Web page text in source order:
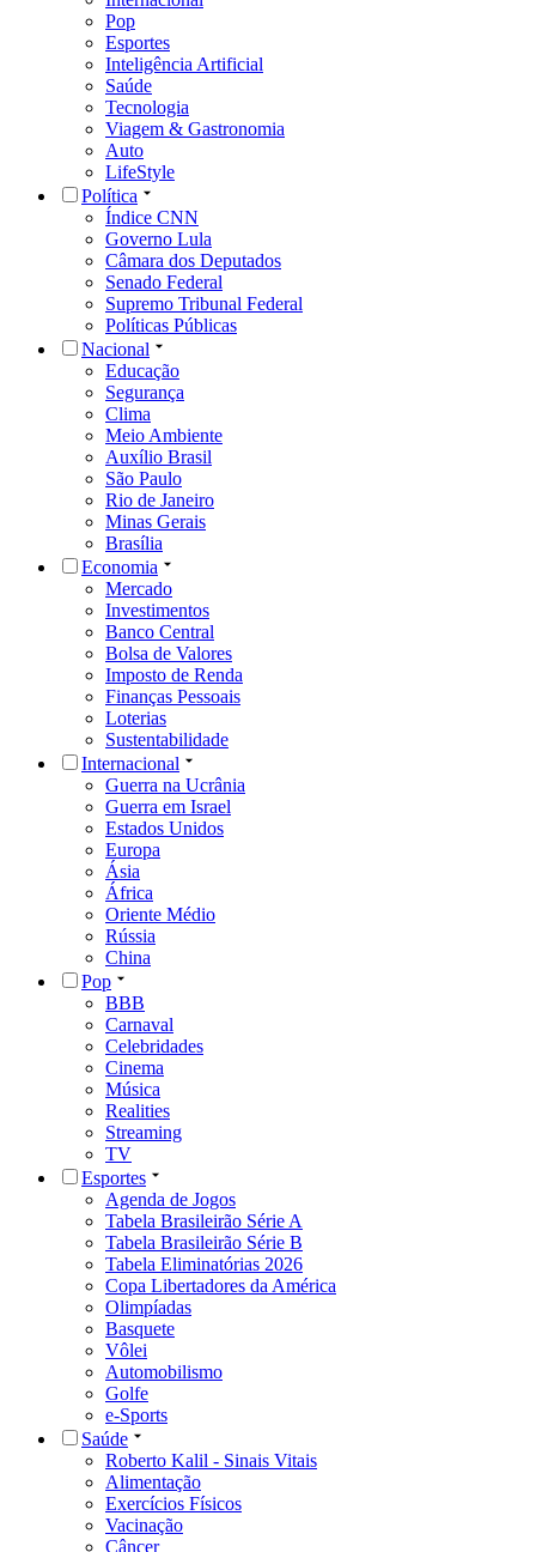
Pop
Esportes
Inteligência Artificial
Saúde
Tecnologia
Viagem & Gastronomia
Auto
LifeStyle
Política
Índice CNN
Governo Lula
Câmara dos Deputados
Senado Federal
Supremo Tribunal Federal
Políticas Públicas
Nacional
Educação
Segurança
Clima
Meio Ambiente
Auxílio Brasil
São Paulo
Rio de Janeiro
Minas Gerais
Brasília
Economia
Mercado
Investimentos
Banco Central
Bolsa de Valores
Imposto de Renda
Finanças Pessoais
Loterias
Sustentabilidade
Internacional
Guerra na Ucrânia
Guerra em Israel
Estados Unidos
Europa
Ásia
África
Oriente Médio
Rússia
China
Pop
BBB
Carnaval
Celebridades
Cinema
Música
Realities
Streaming
TV
Esportes
Agenda de Jogos
Tabela Brasileirão Série A
Tabela Brasileirão Série B
Tabela Eliminatórias 2026
Copa Libertadores da América
Olimpíadas
Basquete
Vôlei
Automobilismo
Golfe
e-Sports
Saúde
Roberto Kalil - Sinais Vitais
Alimentação
Exercícios Físicos
Vacinação
Câncer